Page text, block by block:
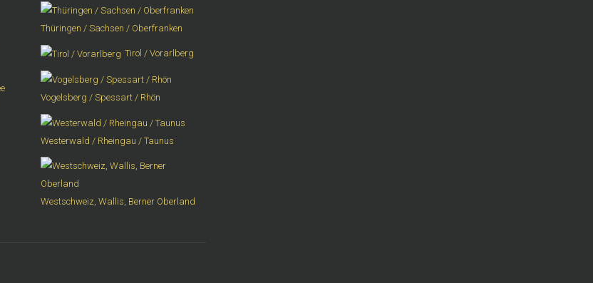
Thüringen / Sachsen / Oberfranken
Tirol / Vorarlberg
Vogelsberg / Spessart / Rhön
Westerwald / Rheingau / Taunus
Westschweiz, Wallis, Berner Oberland